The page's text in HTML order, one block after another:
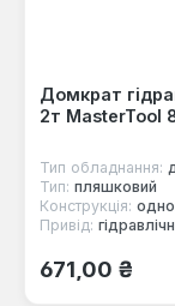
Домкрат
2т MasterTool
Тип обладнання:
Тип: пляшковий
Конструкція:
Привід:
Звичайна
671,00 ₴